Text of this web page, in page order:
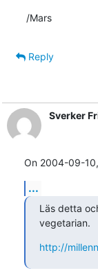
/Mars
Reply
Sverker
On 2004-09-
...
Läs detta
vegetarian.
http://